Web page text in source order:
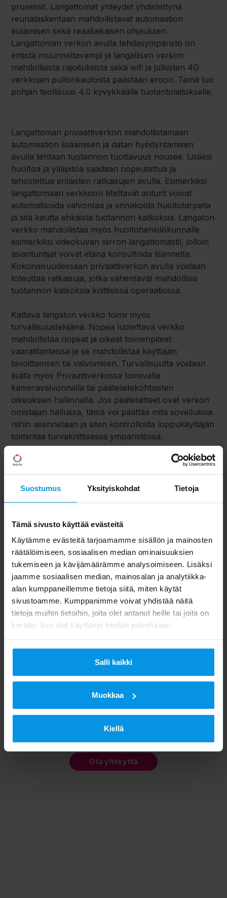
Suostumus Yksityiskohdat Tietoja
Tämä sivusto käyttää evästeitä
Käytämme evästeitä tarjoamamme sisällön ja mainosten
räätälöimiseen, sosiaalisen median ominaisuuksien
tukemiseen ja kävijämäärämme analysoimiseen. Lisäksi
jaamme sosiaalisen median, mainosalan ja analytiikka-
alan kumppaneillemme tietoja siitä, miten käytät
sivustoamme. Kumppanimme voivat yhdistää näitä
tietoja muihin tietoihin, joita olet antanut heille tai joita on
kerätty, kun olet käyttänyt heidän palvelujaan.
Salli kaikki
Muokkaa
Kiellä
prosessit. Langattomat yhteydet yhdistettynä
reunalaskentaan mahdollistavat automaation
lisäämisen sekä reaaliaikaisen ohjauksen.
Langattoman verkon avulla tehdasympäristö on
entistä muunneltavampi ja langallisen verkon
mahdollisista rajoituksista sekä wifi ja julkisten 4G
verkkojen pullonkauloista päästään eroon. Tämä luo
pohjan teollisuus 4.0 kyvykkäälle tuotantolaitokselle.
Langattoman privaattiverkon mahdollistamaan
automaation lisäämisen ja datan hyödyntämisen
avulla tehtaan tuotannon tuottavuus nousee. Lisäksi
huoltoa ja ylläpitoa saadaan nopeutettua ja
tehostettua erilaisten ratkaisujen avulla. Esimerkiksi
langattomaan verkkoon liitettävät anturit voivat
automatisoida valvontaa ja ennakoida huoltotarpeita
ja sitä kautta ehkäistä tuotannon katkoksia. Langaton
verkko mahdollistaa myös huoltohenkilökunnalle
esimerkiksi videokuvan siirron langattomastil, jolloin
asiantuntijat voivat etänä konsultoida tilannetta.
Kokonaisuudessaan privaattiverkon avulla voidaan
toteuttaa ratkaisuja, jotka vähentävät mahdollisia
tuotannon katkoksia kriittisissä operaatiossa.
Kattava langaton verkko toimii myös
turvallisuustekijänä. Nopea luotettava verkko
mahdollistaa nopeat ja oikeat toimenpiteet
vaaratilanteissa ja se mahdollistaa käyttäjän
tavoittamsen tai valvomisen. Turvallisuutta voidaan
lisätä myös Privaattiverkossa toimivalla
kameravalvonnalla tai päätelaitekohtaisten
oikeuksien hallinnalla. Jos päätelaitteet ovat verkon
omistajan hallussa, tämä voi päättää mitä sovelluksia
niihin asennetaan ja siten kontrolloida loppukäyttäjän
toimintaa turvakriittisessä ympäristössä.
Privaattiverkot
Tutustu
Saatavuus
Soveltuvuus
Yhteistyökumppanit
Artikkelit
Heräsikö kysymyksiä
Ota meihin yhteyttä niin autamme sinua valitsemaan
oikeat ratkaisut tarpeisiisi.
Ota yhteyttä